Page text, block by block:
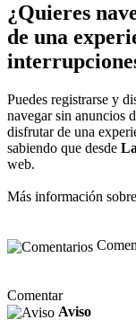
¿Quieres
de una
Puedes registrarse y
navegar sin anuncios
disfrutar de una
sabiendo que desde
web.
Más información
Comentar
Aviso